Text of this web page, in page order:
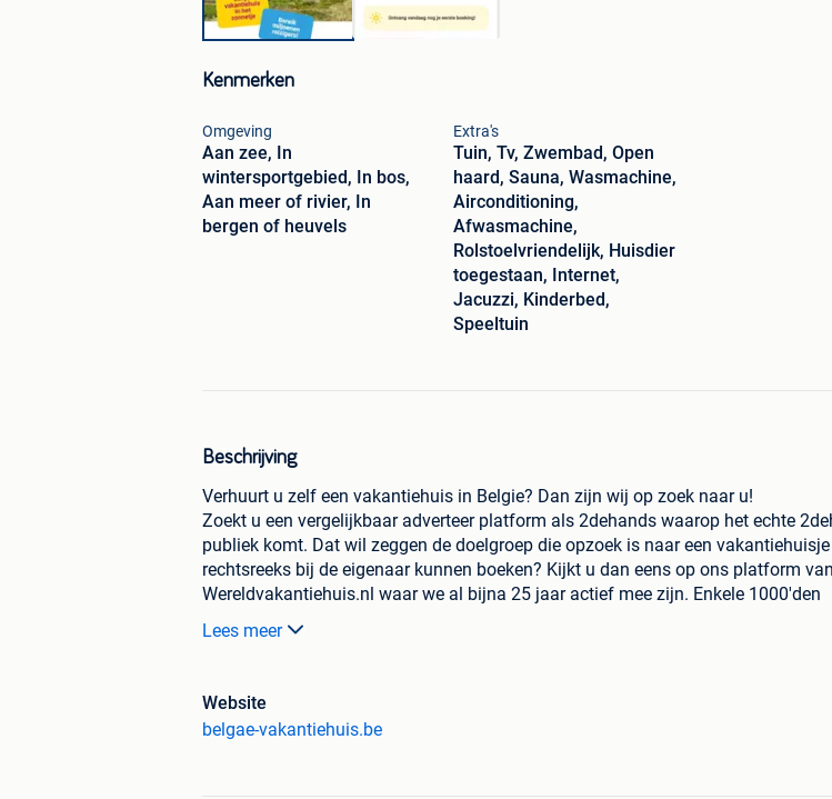
Kenmerken
Omgeving
Aan zee, In
wintersportgebied, In bos,
Aan meer of rivier, In
bergen of heuvels
Extra's
Tuin, Tv, Zwembad, Open
haard, Sauna, Wasmachine,
Airconditioning,
Afwasmachine,
Rolstoelvriendelijk, Huisdier
toegestaan, Internet,
Jacuzzi, Kinderbed,
Speeltuin
Beschrijving
Verhuurt u zelf een vakantiehuis in Belgie? Dan zijn wij op zoek naar u!
Zoekt u een vergelijkbaar adverteer platform als 2dehands waarop het echte
publiek komt. Dat wil zeggen de doelgroep die opzoek is naar een
rechtsreeks bij de eigenaar kunnen boeken? Kijkt u dan eens op ons platform van
Wereldvakantiehuis.nl waar we al bijna 25 jaar actief mee zijn. Enkele 1000'den
uniek in deze vakantiehuis branche omdat de bezoeker rechtstreeks contact
Wilt u meer bezoekers naar uw eigen website trekken dan is dat ook mogelijk. Wij
voor 100'den extra bezoekers per maand omdat u met uw websitelink in de
adverteren.
Lees meer
Website
belgae-vakantiehuis.be